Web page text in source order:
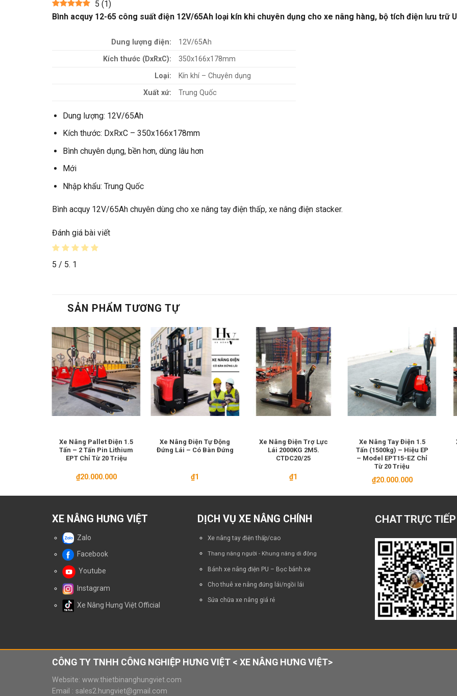
5 (1)
Bình acquy 12-65 công suất điện 12V/65Ah loại kín khi chuyên dụng cho xe nâng hàng, bộ tích điện lưu trữ
Dung lượng điện: 12V/65Ah
Kích thước (DxRxC): 350x166x178mm
Loại: Kín khí – Chuyên dụng
Xuất xứ: Trung Quốc
Dung lượng: 12V/65Ah
Kích thước: DxRxC – 350x166x178mm
Bình chuyên dụng, bền hơn, dùng lâu hơn
Mới
Nhập khẩu: Trung Quốc
Bình acquy 12V/65Ah chuyên dùng cho xe nâng tay điện thấp, xe nâng điện stacker.
Đánh giá bài viết
5 / 5. 1
SẢN PHẨM TƯƠNG TỰ
Xe Nâng Pallet Điện 1.5
Tấn – 2 Tấn Pin Lithium
EPT Chỉ Từ 20 Triệu
₫20.000.000
Xe Nâng Điện Tự Động
Đứng Lái – Có Bàn Đứng
₫1
Xe Nâng Điện Trợ Lực
Lái 2000KG 2M5.
CTDC20/25
₫1
Xe Nâng Tay Điện 1.5
Tấn (1500kg) – Hiệu EP
– Model EPT15-EZ Chỉ
Từ 20 Triệu
₫20.000.000
XE NÂNG HƯNG VIỆT
Zalo
Facebook
Youtube
Instagram
Xe Nâng Hưng Việt Official
DỊCH VỤ XE NÂNG CHÍNH
Xe nâng tay điện thấp/cao
Thang nâng người - Khung nâng di động
Bánh xe nâng điện PU – Bọc bánh xe
Cho thuê xe nâng đứng lái/ngồi lái
Sửa chữa xe nâng giá rẻ
CHAT TRỰC TIẾP
CÔNG TY TNHH CÔNG NGHIỆP HƯNG VIỆT < XE NÂNG HƯNG VIỆT>
Website: www.thietbinanghungviet.com
Email : sales2.hungviet@gmail.com